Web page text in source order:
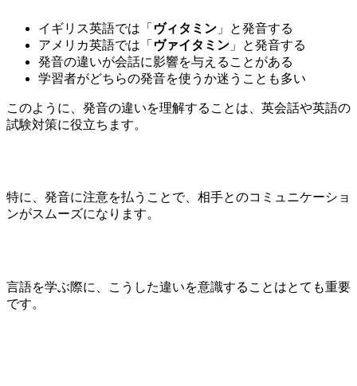
イギリス英語では「 ヴィタミン 」と発音する
アメリカ英語では「 ヴァイタミン 」と発音する
発音の違いが会話に影響を与えることがある
学習者がどちらの発音を使うか迷うことも多い
このように、発音の違いを理解することは、英会話や英語の
試験対策に役立ちます。
特に、発音に注意を払うことで、相手とのコミュニケーショ
ンがスムーズになります。
言語を学ぶ際に、こうした違いを意識することはとても重要
です。